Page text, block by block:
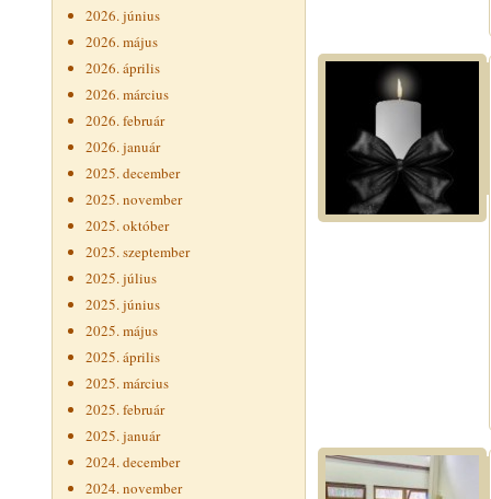
2026. június
2026. május
2026. április
2026. március
2026. február
2026. január
2025. december
2025. november
2025. október
2025. szeptember
2025. július
2025. június
2025. május
2025. április
2025. március
2025. február
2025. január
2024. december
2024. november